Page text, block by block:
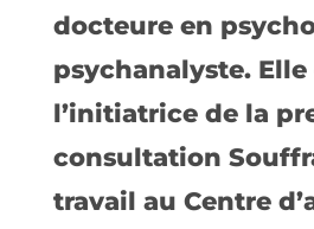
docteure en
psychanalyste. Elle
l’initiatrice de la
consultation
travail au Centre